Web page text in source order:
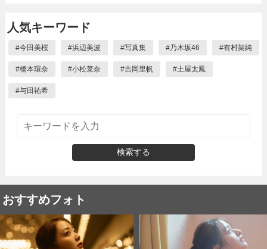
人気キーワード
#今田美桜 #浜辺美波 #写真集 #乃木坂46 #有村架純
#橋本環奈 #小松菜奈 #吉岡里帆 #土屋太鳳
#与田祐希
検索する
おすすめフォト